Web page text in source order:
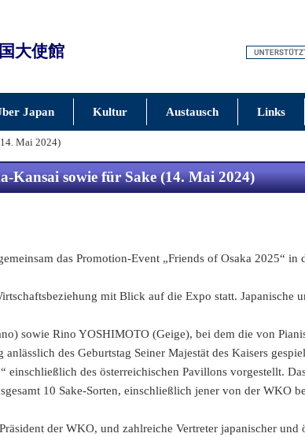
大使館
Japan Kultur Austausch Links
Mai 2024)
Kansai sowie für Sake (14. Mai 2024)
das Promotion-Event „Friends of Osaka 2025“
mit Blick auf die Expo statt. Japanische
sowie Rino YOSHIMOTO (Geige), bei dem die von
des Geburtstag Seiner Majestät des Kaisers
des österreichischen Pavillons vorgestellt.
10 Sake-Sorten, einschließlich jener von der WKO
der WKO, und zahlreiche Vertreter japanischer und